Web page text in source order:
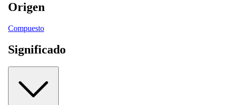
Origen
Compuesto
Significado